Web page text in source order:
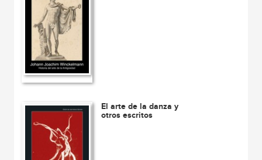
El arte de la danza y
otros escritos